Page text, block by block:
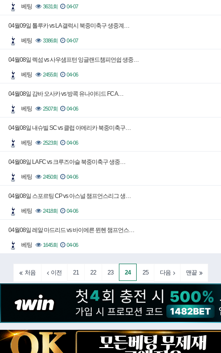
베팅 3631회 04-07
04월09일 톨루카 vs LA 갤럭시 북중미축구 생중계…
베팅 3386회 04-07
04월08일 렉섬 vs 사우샘프턴 잉글랜드챔피언쉽 생중…
베팅 2455회 04-06
04월08일 감바 오사카 vs 방콕 유나이티드 FC A…
베팅 2507회 04-06
04월08일 내슈빌 SC vs 클럽 아메리카 북중미축구…
베팅 2523회 04-06
04월08일 LA FC vs 크루즈아슬 북중미축구 생중…
베팅 2450회 04-06
04월08일 스포르팅 CP vs 아스널 챔프언스리그 생…
베팅 2418회 04-06
04월08일 레알 마드리드 vs 바이에른 뮌헨 챔프언스…
베팅 1645회 04-06
처음 이전 21 22 23 24 25 다음 맨끝